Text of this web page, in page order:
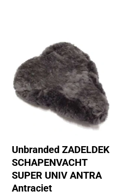
Unbranded ZADELDEK
SCHAPENVACHT
SUPER UNIV ANTRA
Antraciet